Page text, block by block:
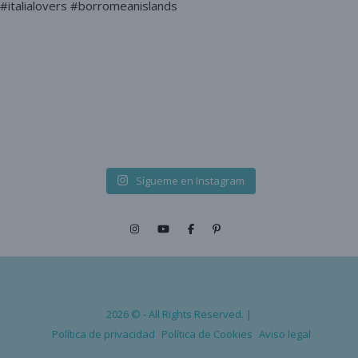
Sígueme en Instagram
2026 © - All Rights Reserved. |
Política de privacidad Política de Cookies Aviso legal